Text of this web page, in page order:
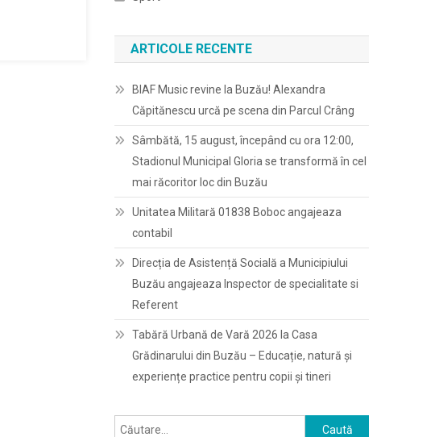
ARTICOLE RECENTE
BIAF Music revine la Buzău! Alexandra
Căpitănescu urcă pe scena din Parcul Crâng
Sâmbătă, 15 august, începând cu ora 12:00,
Stadionul Municipal Gloria se transformă în cel
mai răcoritor loc din Buzău
Unitatea Militară 01838 Boboc angajeaza
contabil
Direcția de Asistență Socială a Municipiului
Buzău angajeaza Inspector de specialitate si
Referent
Tabără Urbană de Vară 2026 la Casa
Grădinarului din Buzău – Educație, natură și
experiențe practice pentru copii și tineri
Caută